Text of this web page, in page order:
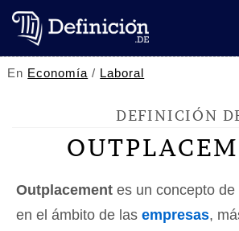
En Economía / Laboral
DEFINICIÓN
Outplacement es un concepto de
en el ámbito de las empresas,